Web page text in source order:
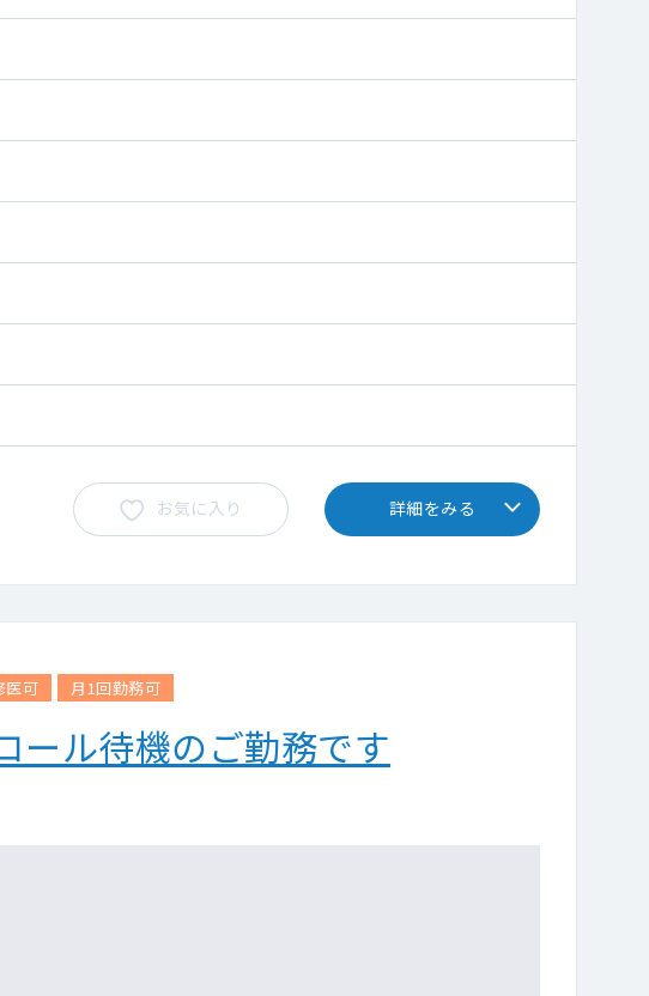
お気に入り 詳細をみる
医可 月1回勤務可
ール待機のご勤務です